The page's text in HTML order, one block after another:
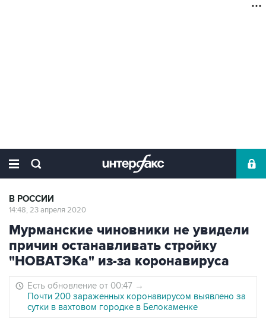
В РОССИИ
14:48, 23 апреля 2020
Мурманские чиновники не увидели
причин останавливать стройку
"НОВАТЭКа" из-за коронавируса
Есть обновление от 00:47 →
Почти 200 зараженных коронавирусом выявлено за
сутки в вахтовом городке в Белокаменке